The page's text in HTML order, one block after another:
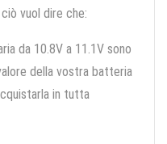
vuol dire che:
da 10.8V a 11.1V sono
della vostra batteria
in tutta